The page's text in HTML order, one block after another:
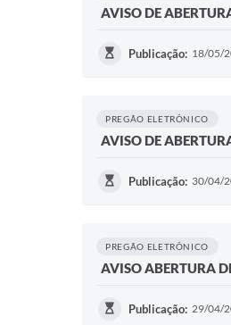
AVISO DE
Publicação: 18/05/
PREGÃO ELETRÔNICO
AVISO DE
Publicação: 30/04/
PREGÃO ELETRÔNICO
AVISO ABERTURA
Publicação: 29/04/